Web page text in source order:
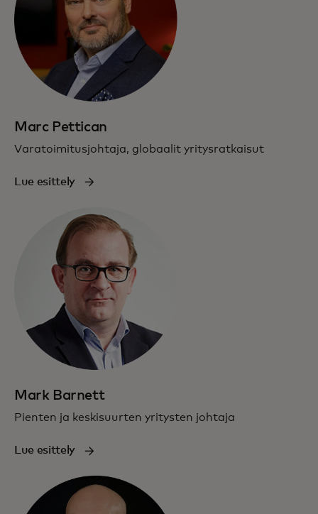
Marc Pettican
Varatoimitusjohtaja, globaalit yritysratkaisut
Lue esittely
Mark Barnett
Pienten ja keskisuurten yritysten johtaja
Lue esittely